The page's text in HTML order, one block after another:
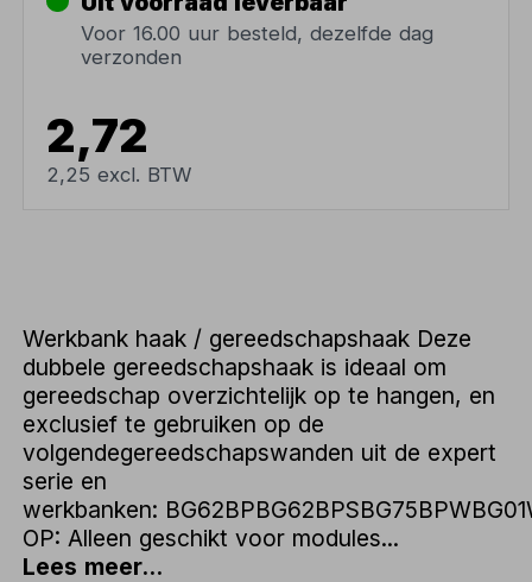
Voor 16.00 uur besteld, dezelfde dag
verzonden
2,72
2,25 excl. BTW
Werkbank haak / gereedschapshaak Deze
dubbele gereedschapshaak is ideaal om
gereedschap overzichtelijk op te hangen, en
exclusief te gebruiken op de
volgendegereedschapswanden uit de expert
serie en
werkbanken:
OP: Alleen geschikt voor modules...
Lees meer...